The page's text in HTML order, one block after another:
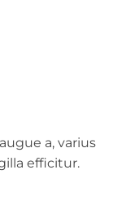
a, varius
efficitur.